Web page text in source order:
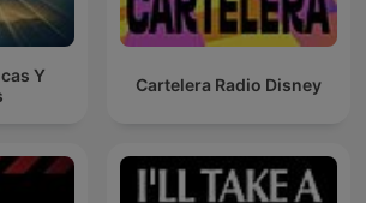
Y
Cartelera Radio Disney